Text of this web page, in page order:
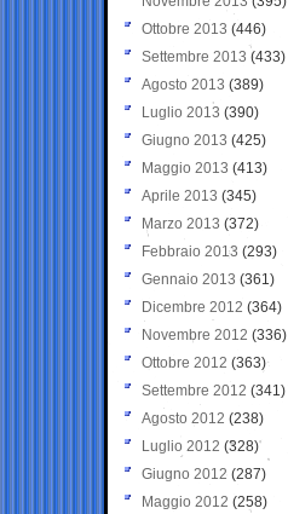
Ottobre 2013 (446)
Settembre 2013 (433)
Agosto 2013 (389)
Luglio 2013 (390)
Giugno 2013 (425)
Maggio 2013 (413)
Aprile 2013 (345)
Marzo 2013 (372)
Febbraio 2013 (293)
Gennaio 2013 (361)
Dicembre 2012 (364)
Novembre 2012 (336)
Ottobre 2012 (363)
Settembre 2012 (341)
Agosto 2012 (238)
Luglio 2012 (328)
Giugno 2012 (287)
Maggio 2012 (258)